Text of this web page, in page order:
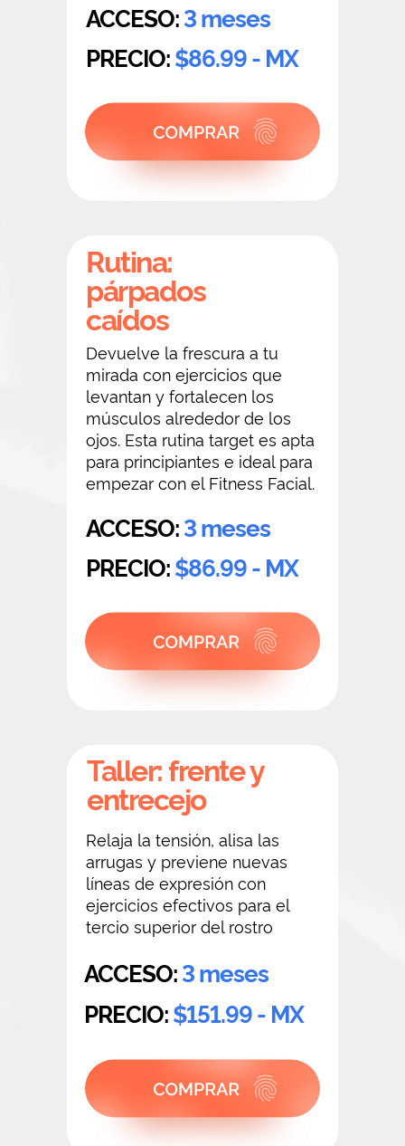
Taller: frente y
entrecejo
ACCESO:3 meses
PRECIO:$151.99 - MX
Relaja la tensión, alisa las
arrugas y previene nuevas
líneas de expresión con
ejercicios efectivos para el
tercio superior del rostro
PRECIO:$86.99 - MX
ACCESO:3 meses
Rutina:
párpados
caídos
ACCESO:3 meses
PRECIO:$86.99 - MX
Devuelve la frescura a tu
mirada con ejercicios que
levantan y fortalecen los
músculos alrededor de los
ojos. Esta rutina target es apta
para principiantes e ideal para
empezar con el Fitness Facial.